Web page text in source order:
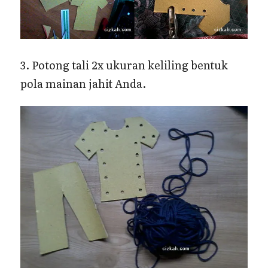
3. Potong tali 2x ukuran keliling bentuk
pola mainan jahit Anda.